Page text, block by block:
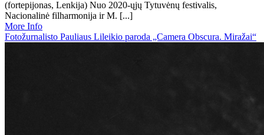
(fortepijonas, Lenkija) Nuo 2020-ųjų Tytuvėnų festivalis,
Nacionalinė filharmonija ir M. [...]
More Info
Fotožurnalisto Pauliaus Lileikio paroda „Camera Obscura. Miražai“